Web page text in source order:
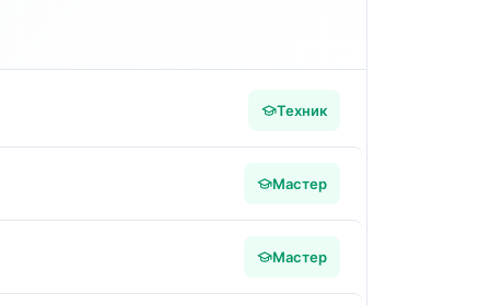
Техник
Мастер
Мастер